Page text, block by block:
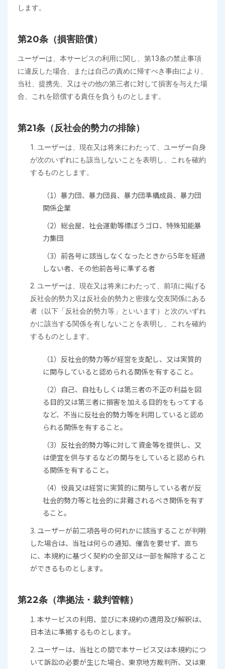
します。
第20条（損害賠償）
ユーザーは、本サービスの利用に関し、第13条の禁止事項
に違反した場合、または自己の責めに帰すべき事由により、
当社、提携先、又はその他の第三者に対して損害を与えた場
合、これを賠償する責任を負うものとします。
第21条（反社会的勢力の排除）
1. ユーザーは、現在又は将来にわたって、ユーザー自身
が次のいずれにも該当しないことを表明し、これを確約
するものとします。
（1）暴力団、暴力団員、暴力団準構成員、暴力団
関係企業
（2）総会屋、社会運動等標ぼうゴロ、特殊知能暴
力集団
（3）前各号に該当しなくなったときから5年を経過
しない者、その他前各号に準ずる者
2. ユーザーは、現在又は将来にわたって、前項に掲げる
反社会的勢力又は反社会的勢力と密接な交友関係にある
者（以下「反社会的勢力等」といいます）と次のいずれ
かに該当する関係を有しないことを表明し、これを確約
するものとします。
（1）反社会的勢力等が経営を支配し、又は実質的
に関与していると認められる関係を有すること。
（2）自己、自社もしくは第三者の不正の利益を図
る目的又は第三者に損害を加える目的をもってする
など、不当に反社会的勢力等を利用していると認め
られる関係を有すること。
（3）反社会的勢力等に対して資金等を提供し、又
は便宜を供与するなどの関与をしていると認められ
る関係を有すること。
（4）役員又は経営に実質的に関与している者が反
社会的勢力等と社会的に非難されるべき関係を有す
ること。
3. ユーザーが前二項各号の何れかに該当することが判明
した場合は、当社は何らの通知、催告を要せず、直ち
に、本規約に基づく契約の全部又は一部を解除すること
ができるものとします。
第22条（準拠法・裁判管轄）
1. 本サービスの利用、並びに本規約の適用及び解釈は、
日本法に準拠するものとします。
2. ユーザーは、当社との間で本サービス又は本規約につ
いて訴訟の必要が生じた場合、東京地方裁判所、又は東